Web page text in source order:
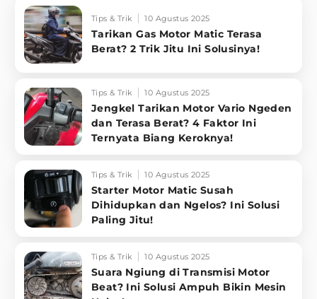
Tips & Trik 10 Agustus 2025
Tarikan Gas Motor Matic Terasa
Berat? 2 Trik Jitu Ini Solusinya!
Tips & Trik 10 Agustus 2025
Jengkel Tarikan Motor Vario Ngeden
dan Terasa Berat? 4 Faktor Ini
Ternyata Biang Keroknya!
Tips & Trik 10 Agustus 2025
Starter Motor Matic Susah
Dihidupkan dan Ngelos? Ini Solusi
Paling Jitu!
Tips & Trik 10 Agustus 2025
Suara Ngiung di Transmisi Motor
Beat? Ini Solusi Ampuh Bikin Mesin